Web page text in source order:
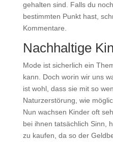
gehalten sind. Falls du
bestimmten Punkt hast,
Kommentare.
Nachhaltige
Mode ist sicherlich ein
kann. Doch worin wir uns
ist wohl, dass sie mit so
Naturzerstörung, wie
Nun wachsen Kinder oft
bei ihnen tatsächlich Sinn,
zu kaufen, da so der